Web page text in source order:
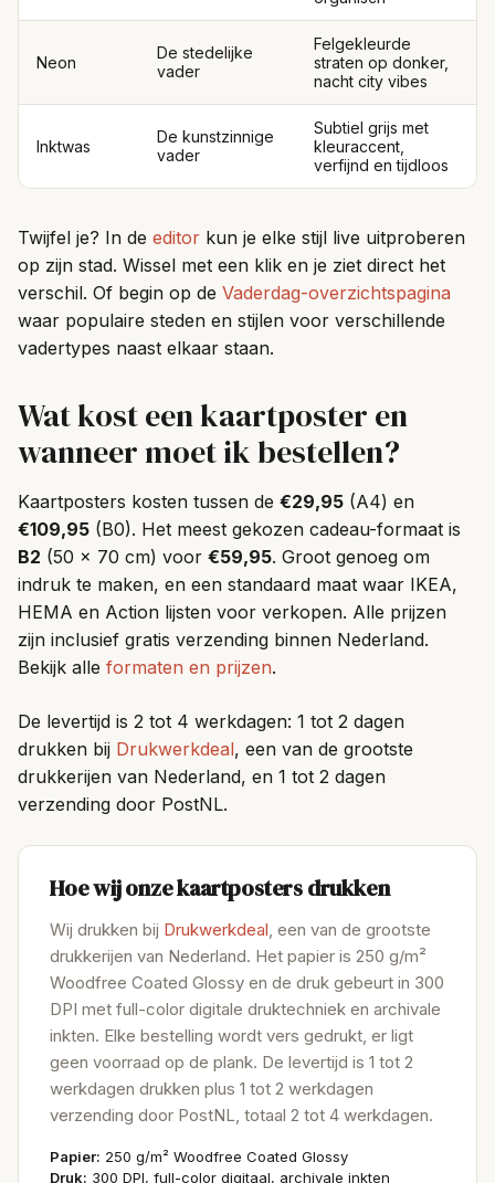
Neon
De stedelijke
vader
Felgekleurde
straten op donker,
nacht city vibes
Inktwas
De kunstzinnige
vader
Subtiel grijs met
kleuraccent,
verfijnd en tijdloos
Twijfel je? In de editor kun je elke stijl live uitproberen
op zijn stad. Wissel met een klik en je ziet direct het
verschil. Of begin op de Vaderdag-overzichtspagina
waar populaire steden en stijlen voor verschillende
vadertypes naast elkaar staan.
Wat kost een kaartposter en
wanneer moet ik bestellen?
Kaartposters kosten tussen de €29,95 (A4) en
€109,95 (B0). Het meest gekozen cadeau-formaat is
B2 (50 x 70 cm) voor €59,95. Groot genoeg om
indruk te maken, en een standaard maat waar IKEA,
HEMA en Action lijsten voor verkopen. Alle prijzen
zijn inclusief gratis verzending binnen Nederland.
Bekijk alle formaten en prijzen.
De levertijd is 2 tot 4 werkdagen: 1 tot 2 dagen
drukken bij Drukwerkdeal, een van de grootste
drukkerijen van Nederland, en 1 tot 2 dagen
verzending door PostNL.
Hoe wij onze kaartposters drukken
Wij drukken bij Drukwerkdeal, een van de grootste
drukkerijen van Nederland. Het papier is 250 g/m²
Woodfree Coated Glossy en de druk gebeurt in 300
DPI met full-color digitale druktechniek en archivale
inkten. Elke bestelling wordt vers gedrukt, er ligt
geen voorraad op de plank. De levertijd is 1 tot 2
werkdagen drukken plus 1 tot 2 werkdagen
verzending door PostNL, totaal 2 tot 4 werkdagen.
Papier: 250 g/m² Woodfree Coated Glossy
Druk: 300 DPI, full-color digitaal, archivale inkten